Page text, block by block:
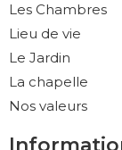
Les Chambres
Lieu de vie
Le Jardin
La chapelle
Nos valeurs